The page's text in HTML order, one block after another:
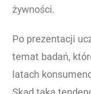
żywności.
Po prezentacji
temat badań,
latach